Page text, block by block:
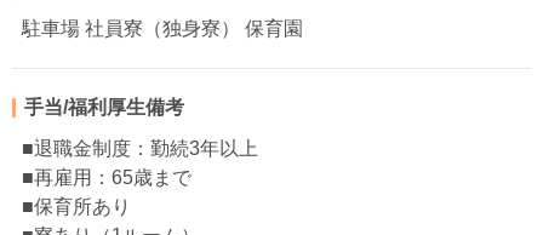
駐車場 社員寮（独身寮） 保育園
手当/福利厚生備考
■退職金制度：勤続3年以上
■再雇用：65歳まで
■保育所あり